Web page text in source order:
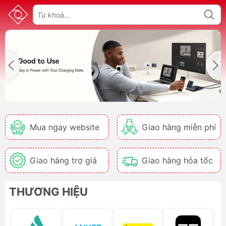
Mua ngay website Giao hàng miễn phí
Giao hàng trợ giá Giao hàng hỏa tốc
THƯƠNG HIỆU